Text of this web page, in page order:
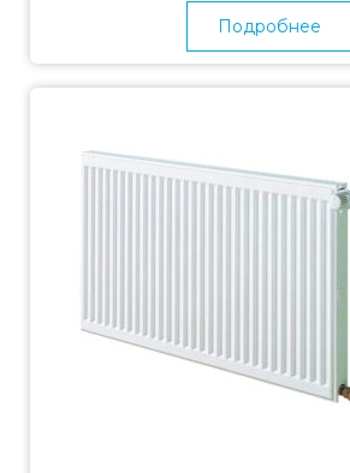
Подробнее